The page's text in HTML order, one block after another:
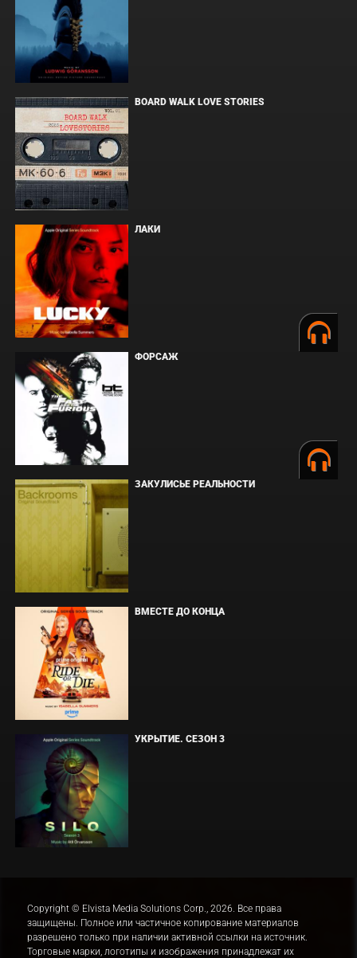
BOARD WALK LOVE STORIES
ЛАКИ
ФОРСАЖ
ЗАКУЛИСЬЕ РЕАЛЬНОСТИ
ВМЕСТЕ ДО КОНЦА
УКРЫТИЕ. СЕЗОН 3
Copyright © Elvista Media Solutions Corp., 2026. Все права
защищены. Полное или частичное копирование материалов
разрешено только при наличии активной ссылки на источник.
Торговые марки, логотипы и изображения принадлежат их